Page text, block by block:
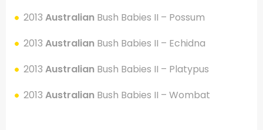
2013 Australian Bush Babies II – Possum
2013 Australian Bush Babies II – Echidna
2013 Australian Bush Babies II – Platypus
2013 Australian Bush Babies II – Wombat